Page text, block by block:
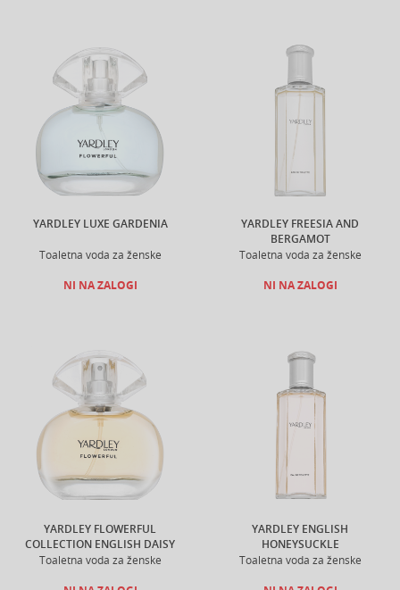
YARDLEY LUXE GARDENIA
Toaletna voda za ženske
NI NA ZALOGI
YARDLEY FREESIA AND
BERGAMOT
Toaletna voda za ženske
NI NA ZALOGI
YARDLEY FLOWERFUL
COLLECTION ENGLISH DAISY
Toaletna voda za ženske
YARDLEY ENGLISH
HONEYSUCKLE
Toaletna voda za ženske